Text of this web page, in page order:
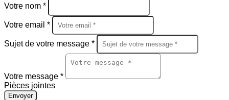
Votre nom *
Votre email *
Sujet de votre message *
Votre message *
Pièces jointes
Envoyer